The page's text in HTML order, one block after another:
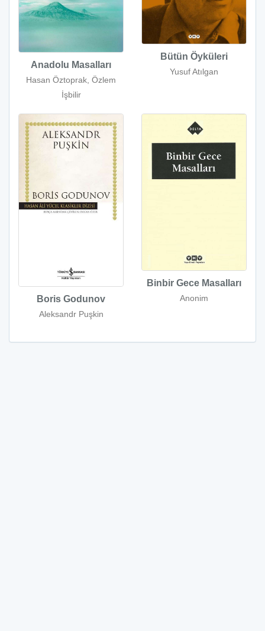
Anadolu Masalları
Hasan Öztoprak, Özlem
İşbilir
Bütün Öyküleri
Yusuf Atılgan
Boris Godunov
Aleksandr Puşkin
Binbir Gece Masalları
Anonim